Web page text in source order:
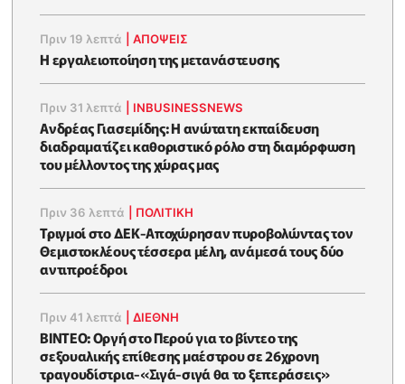
Πριν 19 λεπτά |ΑΠΌΨΕΙΣ
Η εργαλειοποίηση της μετανάστευσης
Πριν 31 λεπτά INBUSINESSNEWS
Ανδρέας Γιασεμίδης: Η ανώτατη εκπαίδευση
διαδραματίζει καθοριστικό ρόλο στη διαμόρφωση
του μέλλοντος της χώρας μας
Πριν 36 λεπτά ΠΟΛΙΤΙΚΗ
Τριγμοί στο ΔΕΚ-Αποχώρησαν πυροβολώντας τον
Θεμιστοκλέους τέσσερα μέλη, ανάμεσά τους δύο
αντιπροέδροι
Πριν 41 λεπτά |ΔΙΕΘΝΗ
ΒΙΝΤΕΟ: Οργή στο Περού για το βίντεο της
σεξουαλικής επίθεσης μαέστρου σε 26χρονη
τραγουδίστρια-«Σιγά-σιγά θα το ξεπεράσεις»